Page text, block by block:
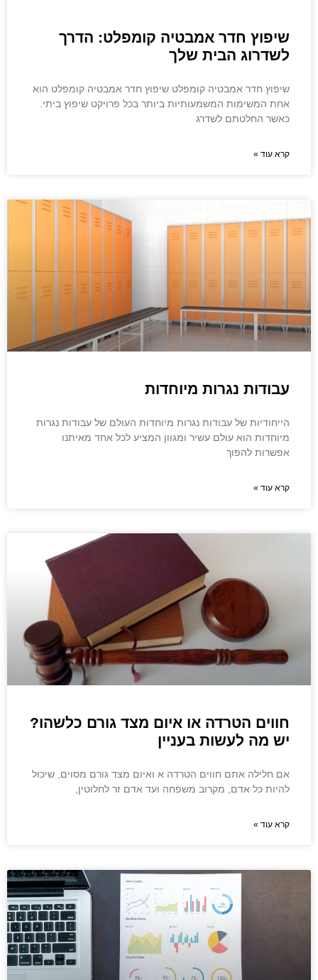
שיפוץ חדר אמבטיה קומפלט: הדרך
לשדרוג הבית שלך
שיפוץ חדר אמבטיה קומפלט שיפוץ חדר אמבטיה קומפלט הוא
אחת המשימות המשמעותיות ביותר בכל פרויקט שיפוץ ביתי.
כאשר החלטתם לשדרג
קרא עוד »
עבודות נגרות מיוחדות
הייחודיות של עבודות נגרות מיוחדות העולם של עבודות נגרות
מיוחדות הוא עולם עשיר ומגוון המציע לכל אחד מאיתנו
אפשרות להפוך
קרא עוד »
חווים הטרדה או איום מצד גורם כלשהו?
יש מה לעשות בעניין
אם חלילה אתם חווים הטרדה א ואיום מצד גורם מסוים, שיכול
להיות כל אדם, מקרוב משפחה ועד אדם זר לחלוטין,
קרא עוד »